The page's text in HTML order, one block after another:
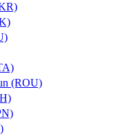
(ROU)